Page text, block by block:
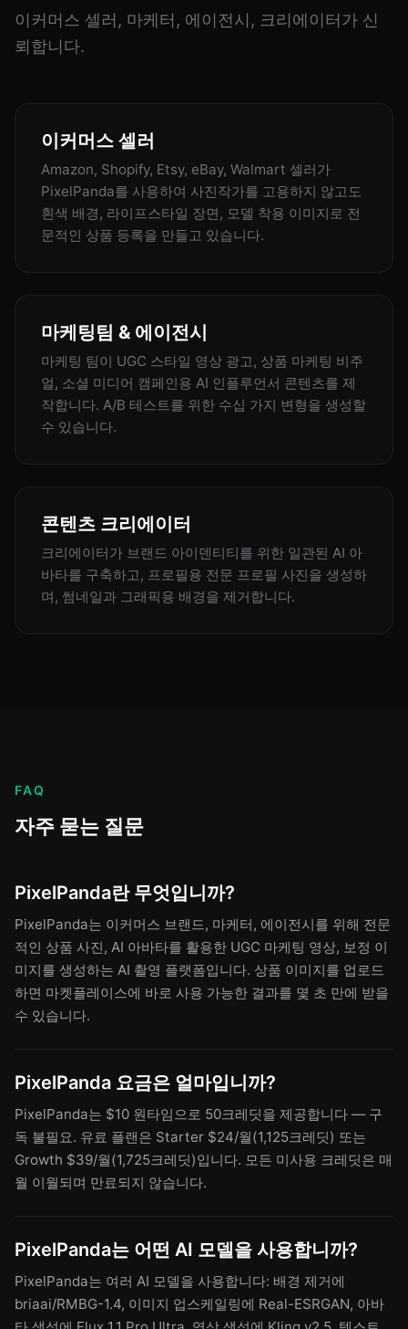
이커머스 셀러, 마케터, 에이전시, 크리에이터가 신
뢰합니다.
이커머스 셀러
Amazon, Shopify, Etsy, eBay, Walmart 셀러가
PixelPanda를 사용하여 사진작가를 고용하지 않고도
흰색 배경, 라이프스타일 장면, 모델 착용 이미지로 전
문적인 상품 등록을 만들고 있습니다.
마케팅팀 & 에이전시
마케팅 팀이 UGC 스타일 영상 광고, 상품 마케팅 비주
얼, 소셜 미디어 캠페인용 AI 인플루언서 콘텐츠를 제
작합니다. A/B 테스트를 위한 수십 가지 변형을 생성할
수 있습니다.
콘텐츠 크리에이터
크리에이터가 브랜드 아이덴티티를 위한 일관된 AI 아
바타를 구축하고, 프로필용 전문 프로필 사진을 생성하
며, 썸네일과 그래픽용 배경을 제거합니다.
FAQ
자주 묻는 질문
PixelPanda란 무엇입니까?
PixelPanda는 이커머스 브랜드, 마케터, 에이전시를 위해 전문
적인 상품 사진, AI 아바타를 활용한 UGC 마케팅 영상, 보정 이
미지를 생성하는 AI 촬영 플랫폼입니다. 상품 이미지를 업로드
하면 마켓플레이스에 바로 사용 가능한 결과를 몇 초 만에 받을
수 있습니다.
PixelPanda 요금은 얼마입니까?
PixelPanda는 $10 원타임으로 50크레딧을 제공합니다 — 구
독 불필요. 유료 플랜은 Starter $24/월(1,125크레딧) 또는
Growth $39/월(1,725크레딧)입니다. 모든 미사용 크레딧은 매
월 이월되며 만료되지 않습니다.
PixelPanda는 어떤 AI 모델을 사용합니까?
PixelPanda는 여러 AI 모델을 사용합니다: 배경 제거에
briaai/RMBG-1.4, 이미지 업스케일링에 Real-ESRGAN, 아바